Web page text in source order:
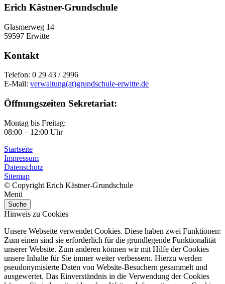
Erich Kästner-Grundschule
Glasmerweg 14
59597 Erwitte
Kontakt
Telefon: 0 29 43 / 2996
E-Mail: verwaltung(at)grundschule-erwitte.de
Öffnungszeiten Sekretariat:
Montag bis Freitag:
08:00 – 12:00 Uhr
Startseite
Impressum
Datenschutz
Sitemap
© Copyright Erich Kästner-Grundschule
Menü
Suche
Hinweis zu Cookies
Unsere Webseite verwendet Cookies. Diese haben zwei Funktionen:
Zum einen sind sie erforderlich für die grundlegende Funktionalität
unserer Website. Zum anderen können wir mit Hilfe der Cookies
unsere Inhalte für Sie immer weiter verbessern. Hierzu werden
pseudonymisierte Daten von Website-Besuchern gesammelt und
ausgewertet. Das Einverständnis in die Verwendung der Cookies